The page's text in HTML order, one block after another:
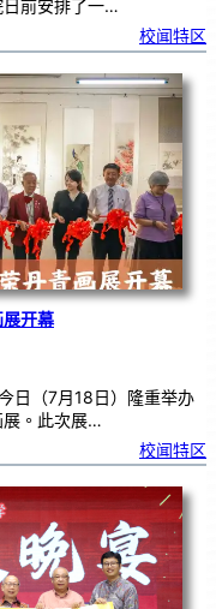
日前安排了一…
校闻特区
展开幕
日（7月18日）隆重举办
展。此次展…
校闻特区